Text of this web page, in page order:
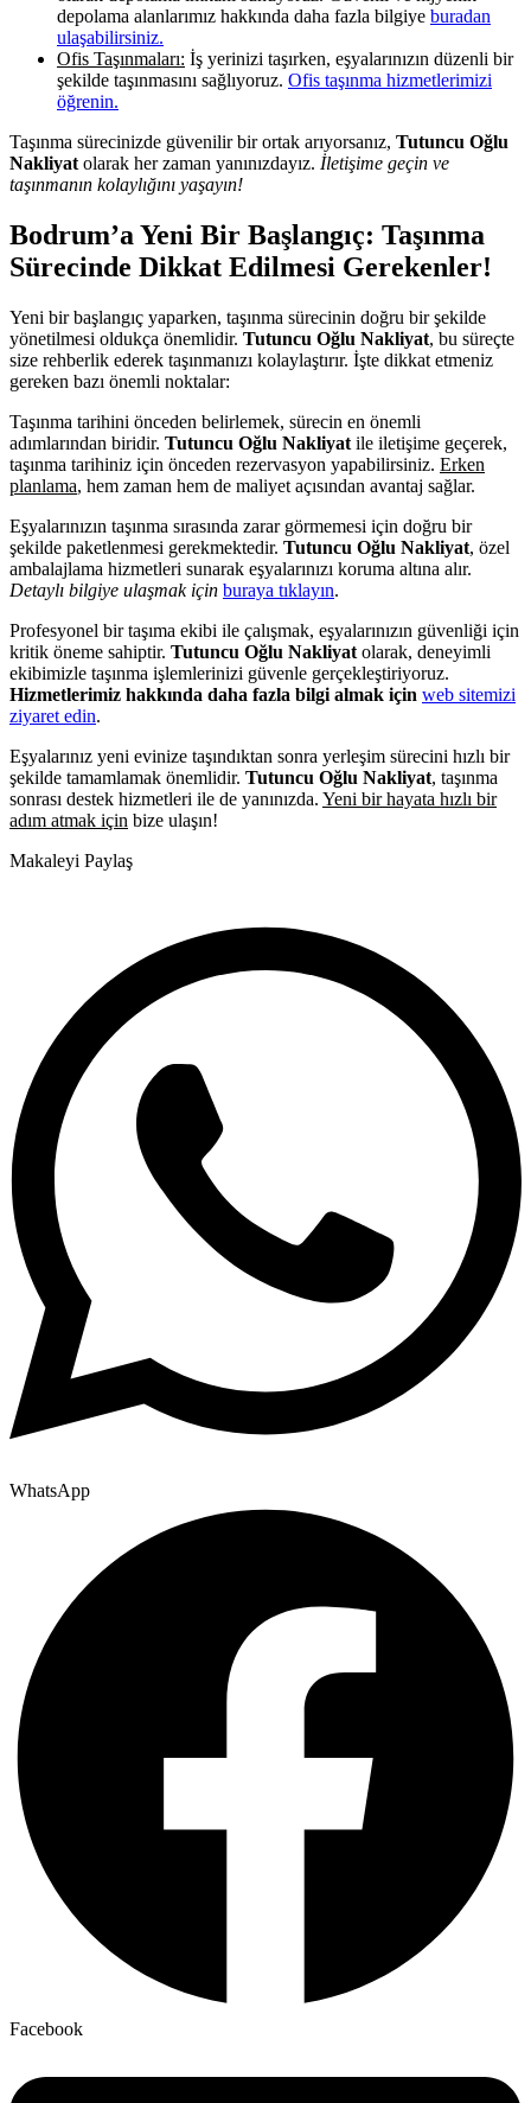
depolama alanlarımız hakkında daha fazla bilgiye buradan
ulaşabilirsiniz.
Ofis Taşınmaları: İş yerinizi taşırken, eşyalarınızın düzenli bir
şekilde taşınmasını sağlıyoruz. Ofis taşınma hizmetlerimizi
öğrenin.
Taşınma sürecinizde güvenilir bir ortak arıyorsanız, Tutuncu Oğlu
Nakliyat olarak her zaman yanınızdayız. İletişime geçin ve
taşınmanın kolaylığını yaşayın!
Bodrum’a Yeni Bir Başlangıç: Taşınma
Sürecinde Dikkat Edilmesi Gerekenler!
Yeni bir başlangıç yaparken, taşınma sürecinin doğru bir şekilde
yönetilmesi oldukça önemlidir. Tutuncu Oğlu Nakliyat, bu süreçte
size rehberlik ederek taşınmanızı kolaylaştırır. İşte dikkat etmeniz
gereken bazı önemli noktalar:
Taşınma tarihini önceden belirlemek, sürecin en önemli
adımlarından biridir. Tutuncu Oğlu Nakliyat ile iletişime geçerek,
taşınma tarihiniz için önceden rezervasyon yapabilirsiniz. Erken
planlama, hem zaman hem de maliyet açısından avantaj sağlar.
Eşyalarınızın taşınma sırasında zarar görmemesi için doğru bir
şekilde paketlenmesi gerekmektedir. Tutuncu Oğlu Nakliyat, özel
ambalajlama hizmetleri sunarak eşyalarınızı koruma altına alır.
Detaylı bilgiye ulaşmak için buraya tıklayın.
Profesyonel bir taşıma ekibi ile çalışmak, eşyalarınızın güvenliği için
kritik öneme sahiptir. Tutuncu Oğlu Nakliyat olarak, deneyimli
ekibimizle taşınma işlemlerinizi güvenle gerçekleştiriyoruz.
Hizmetlerimiz hakkında daha fazla bilgi almak için web sitemizi
ziyaret edin.
Eşyalarınız yeni evinize taşındıktan sonra yerleşim sürecini hızlı bir
şekilde tamamlamak önemlidir. Tutuncu Oğlu Nakliyat, taşınma
sonrası destek hizmetleri ile de yanınızda. Yeni bir hayata hızlı bir
adım atmak için bize ulaşın!
Makaleyi Paylaş
WhatsApp
Facebook